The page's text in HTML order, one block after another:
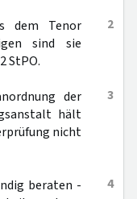
2
dem Tenor
sind sie
StPO.
3
der
hält
nicht
4
beraten -